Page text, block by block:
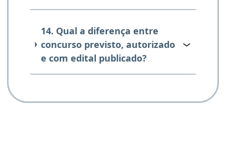
14. Qual a diferença entre
concurso previsto, autorizado
e com edital publicado?